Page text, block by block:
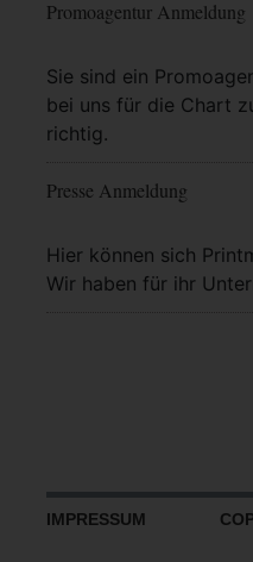
Promoagentur Anmeldung
Sie sind ein
bei uns für die Chart
richtig.
Mehr Info
Presse Anmeldung
Hier können sich
Wir haben für ihr
Mehr Info
IMPRESSUM